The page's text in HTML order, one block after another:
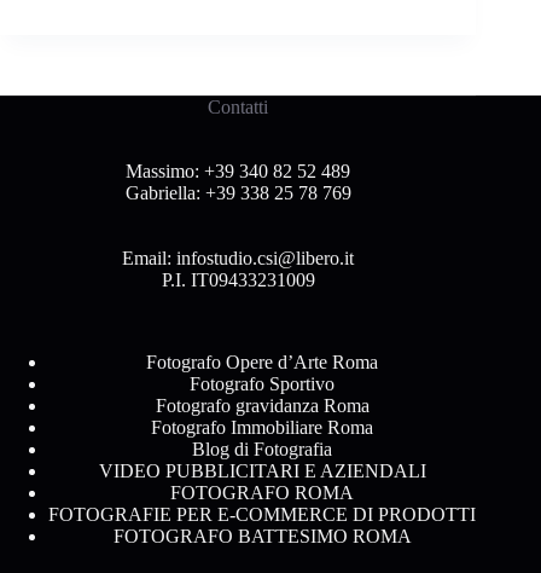
Contatti
Massimo: +39 340 82 52 489
Gabriella: +39 338 25 78 769
Email:infostudio.csi@libero.it
P.I. IT09433231009
Fotografo Opere d’Arte Roma
Fotografo Sportivo
Fotografo gravidanza Roma
Fotografo Immobiliare Roma
Blog di Fotografia
VIDEO PUBBLICITARI E AZIENDALI
FOTOGRAFO ROMA
FOTOGRAFIE PER E-COMMERCE DI PRODOTTI
FOTOGRAFO BATTESIMO ROMA